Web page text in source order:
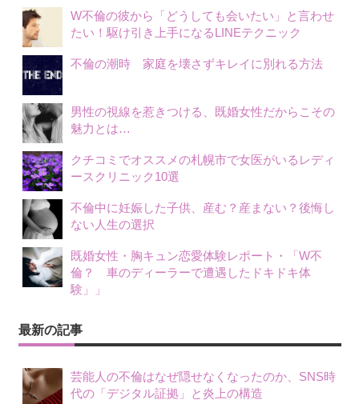
W不倫の彼から「どうしても会いたい」と言わせ
たい！駆け引き上手になるLINEテクニック
不倫の潮時 家庭を壊さずキレイに別れる方法
男性の視線を惹きつける、既婚女性だからこその
魅力とは…
クチコミでオススメの札幌市で女医がいるレディ
ースクリニック10選
不倫中に妊娠した子供、産む？産まない？後悔し
ない人生の選択
既婚女性・胸キュン恋愛体験レポート・「W不
倫？ 車のディーラーで遭遇したドキドキ体
験」」
最新の記事
芸能人の不倫はなぜ隠せなくなったのか、SNS時
代の「デジタル証拠」と炎上の構造